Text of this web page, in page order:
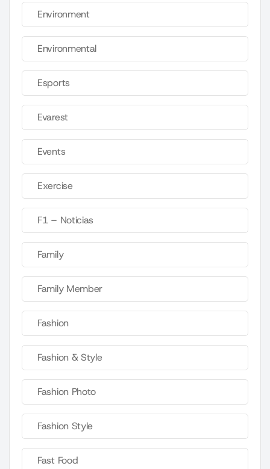
Environment
Environmental
Esports
Evarest
Events
Exercise
F1 – Noticias
Family
Family Member
Fashion
Fashion & Style
Fashion Photo
Fashion Style
Fast Food